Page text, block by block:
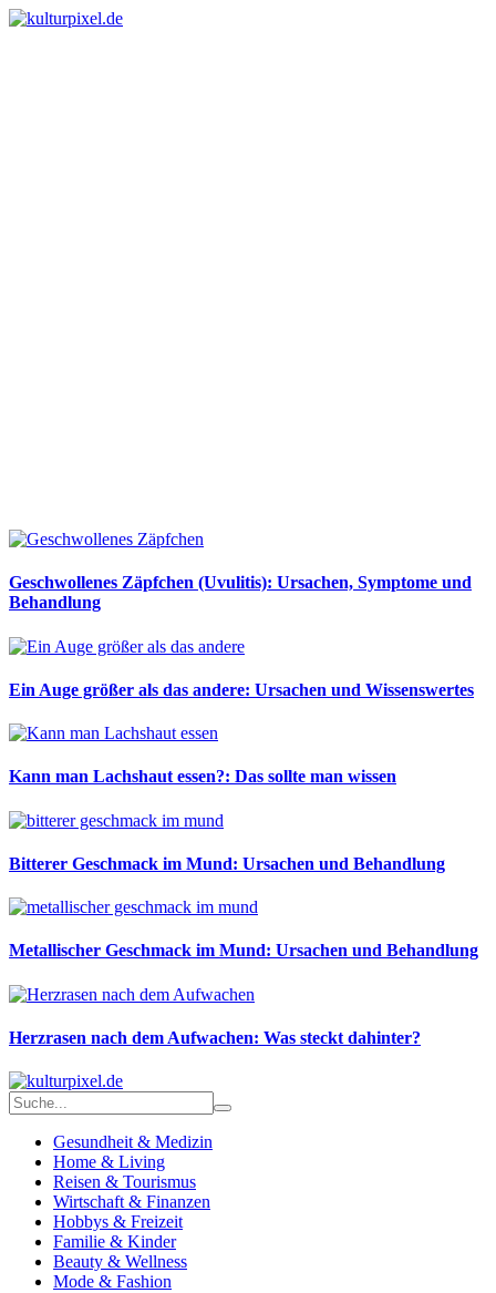
Geschwollenes Zäpfchen (Uvulitis): Ursachen, Symptome und
Behandlung
Ein Auge größer als das andere: Ursachen und Wissenswertes
Kann man Lachshaut essen?: Das sollte man wissen
Bitterer Geschmack im Mund: Ursachen und Behandlung
Metallischer Geschmack im Mund: Ursachen und Behandlung
Herzrasen nach dem Aufwachen: Was steckt dahinter?
Gesundheit & Medizin
Home & Living
Reisen & Tourismus
Wirtschaft & Finanzen
Hobbys & Freizeit
Familie & Kinder
Beauty & Wellness
Mode & Fashion